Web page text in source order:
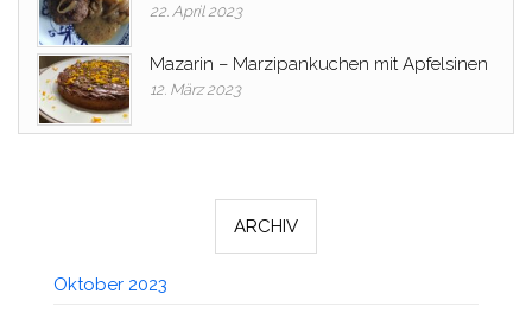
22. April 2023
Mazarin – Marzipankuchen mit Apfelsinen
12. März 2023
ARCHIV
Oktober 2023